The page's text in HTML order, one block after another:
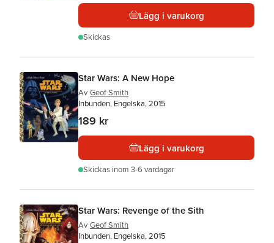
Lägg i varukorg
Skickas
Star Wars: A New Hope
Av Geof Smith
Inbunden, Engelska, 2015
189 kr
Lägg i varukorg
Skickas inom 3-6 vardagar
Star Wars: Revenge of the Sith
Av Geof Smith
Inbunden, Engelska, 2015